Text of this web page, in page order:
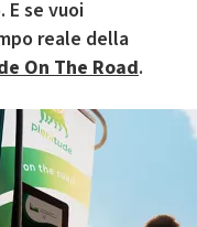
se vuoi
reale della
On The Road.